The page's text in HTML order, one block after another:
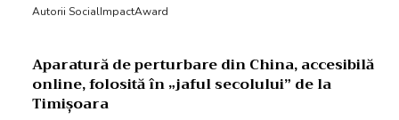
Autorii SocialImpactAward
Aparatură de perturbare din China, accesibilă
online, folosită în „jaful secolului” de la
Timișoara